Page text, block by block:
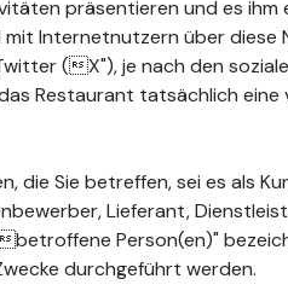
präsentieren und es ihm
Internetnutzern über diese
(X"), je nach den
Restaurant tatsächlich eine
die Sie betreffen, sei es als
Lieferant,
Person(en)"
durchgeführt werden.